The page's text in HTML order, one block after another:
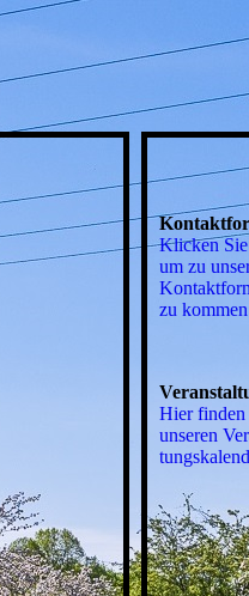
Klicken
um zu
zu kommen
Hier finden
unseren